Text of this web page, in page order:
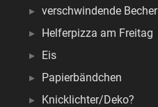
verschwindende Becher
Helferpizza am Freitag
Eis
Papierbändchen
Knicklichter/Deko?